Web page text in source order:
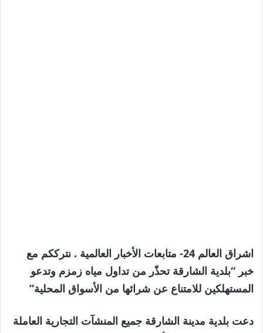
اشراق العالم 24- متابعات الأخبار العالمية . نترككم مع
خبر “بلدية الشارقة تحذّر من تداول مياه زمزم وتدعو
المستهلكين للامتناع عن شرائها من الأسواق المحلية”
دعت بلدية مدينة الشارقة جميع المنشآت التجارية العاملة